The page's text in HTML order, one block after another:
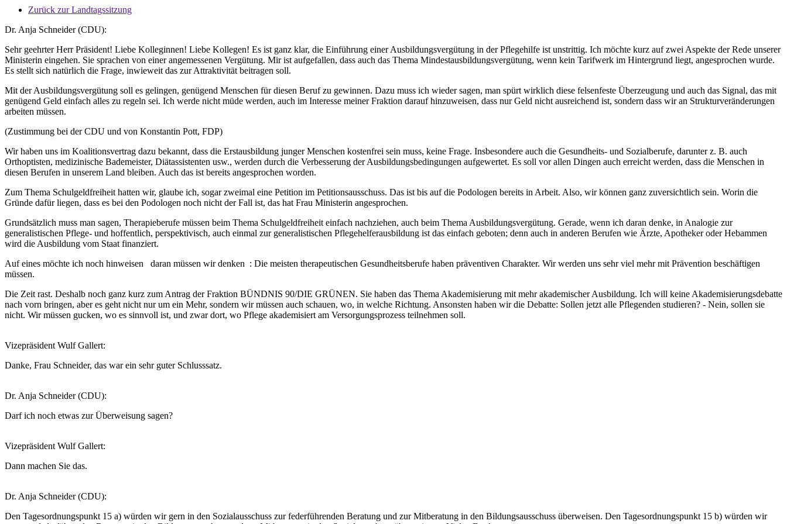
Zurück zur Landtagssitzung
Dr. Anja Schneider (CDU):
Sehr geehrter Herr Präsident! Liebe Kolleginnen! Liebe Kollegen! Es ist ganz klar, die Einführung einer Ausbildungsvergütung in der Pflegehilfe ist unstrittig. Ich möchte kurz auf zwei Aspekte der Rede unserer
Ministerin eingehen. Sie sprachen von einer angemessenen Vergütung. Mir ist aufgefallen, dass auch das Thema Mindestausbildungsvergütung, wenn kein Tarifwerk im Hintergrund liegt, angesprochen wurde.
Es stellt sich natürlich die Frage, inwieweit das zur Attraktivität beitragen soll.
Mit der Ausbildungsvergütung soll es gelingen, genügend Menschen für diesen Beruf zu gewinnen. Dazu muss ich wieder sagen, man spürt wirklich diese felsenfeste Überzeugung und auch das Signal, das mit
genügend Geld einfach alles zu regeln sei. Ich werde nicht müde werden, auch im Interesse meiner Fraktion darauf hinzuweisen, dass nur Geld nicht ausreichend ist, sondern dass wir an Strukturveränderungen
arbeiten müssen.
(Zustimmung bei der CDU und von Konstantin Pott, FDP)
Wir haben uns im Koalitionsvertrag dazu bekannt, dass die Erstausbildung junger Menschen kostenfrei sein muss, keine Frage. Insbesondere auch die Gesundheits- und Sozialberufe, darunter z. B. auch
Orthoptisten, medizinische Bademeister, Diätassistenten usw., werden durch die Verbesserung der Ausbildungsbedingungen aufgewertet. Es soll vor allen Dingen auch erreicht werden, dass die Menschen in
diesen Berufen in unserem Land bleiben. Auch das ist bereits angesprochen worden.
Zum Thema Schulgeldfreiheit hatten wir, glaube ich, sogar zweimal eine Petition im Petitionsausschuss. Das ist bis auf die Podologen bereits in Arbeit. Also, wir können ganz zuversichtlich sein. Worin die
Gründe dafür liegen, dass es bei den Podologen noch nicht der Fall ist, das hat Frau Ministerin angesprochen.
Grundsätzlich muss man sagen, Therapieberufe müssen beim Thema Schulgeldfreiheit einfach nachziehen, auch beim Thema Ausbildungsvergütung. Gerade, wenn ich daran denke, in Analogie zur
generalistischen Pflege- und hoffentlich, perspektivisch, auch einmal zur generalistischen Pflegehelferausbildung ist das einfach geboten; denn auch in anderen Berufen wie Ärzte, Apotheker oder Hebammen
wird die Ausbildung vom Staat finanziert.
Auf eines möchte ich noch hinweisen daran müssen wir denken : Die meisten therapeutischen Gesundheitsberufe haben präventiven Charakter. Wir werden uns sehr viel mehr mit Prävention beschäftigen
müssen.
Die Zeit rast. Deshalb noch ganz kurz zum Antrag der Fraktion BÜNDNIS 90/DIE GRÜNEN. Sie haben das Thema Akademisierung mit mehr akademischer Ausbildung. Ich will keine Akademisierungsdebatte
nach vorn bringen, aber es geht nicht nur um ein Mehr, sondern wir müssen auch schauen, wo, in welche Richtung. Ansonsten haben wir die Debatte: Sollen jetzt alle Pflegenden studieren? - Nein, sollen sie
nicht. Wir müssen gucken, wo es sinnvoll ist, und zwar dort, wo Pflege akademisiert am Versorgungsprozess teilnehmen soll.
Vizepräsident Wulf Gallert:
Danke, Frau Schneider, das war ein sehr guter Schlusssatz.
Dr. Anja Schneider (CDU):
Darf ich noch etwas zur Überweisung sagen?
Vizepräsident Wulf Gallert:
Dann machen Sie das.
Dr. Anja Schneider (CDU):
Den Tagesordnungspunkt 15 a) würden wir gern in den Sozialausschuss zur federführenden Beratung und zur Mitberatung in den Bildungsausschuss überweisen. Den Tagesordnungspunkt 15 b) würden wir